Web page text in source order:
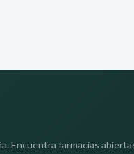
Encuentra farmacias